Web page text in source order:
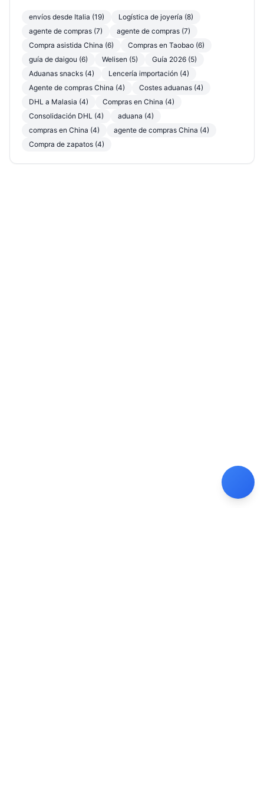
envíos desde Italia (19)
Logística de joyería (8)
agente de compras (7)
agente de compras (7)
Compra asistida China (6)
Compras en Taobao (6)
guía de daigou (6)
Welisen (5)
Guía 2026 (5)
Aduanas snacks (4)
Lencería importación (4)
Agente de compras China (4)
Costes aduanas (4)
DHL a Malasia (4)
Compras en China (4)
Consolidación DHL (4)
aduana (4)
compras en China (4)
agente de compras China (4)
Compra de zapatos (4)